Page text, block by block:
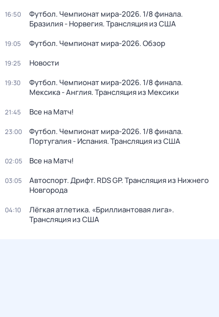
16:50
Футбол. Чемпионат мира-2026. 1/8 финала.
Бразилия - Норвегия. Трансляция из США
19:05 Футбол. Чемпионат мира-2026. Обзор
19:25 Новости
19:30
Футбол. Чемпионат мира-2026. 1/8 финала.
Мексика - Англия. Трансляция из Мексики
21:45 Все на Матч!
23:00
Футбол. Чемпионат мира-2026. 1/8 финала.
Португалия - Испания. Трансляция из США
02:05 Все на Матч!
03:05
Автоспорт. Дрифт. RDS GP. Трансляция из Нижнего
Новгорода
04:10
Лёгкая атлетика. «Бриллиантовая лига».
Трансляция из США